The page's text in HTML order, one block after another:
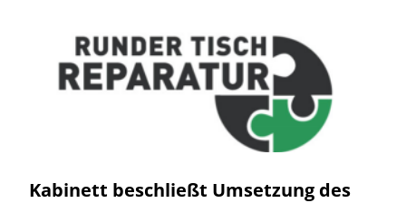
Kabinett beschließt Umsetzung des